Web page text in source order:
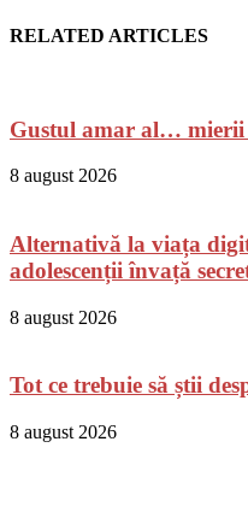
RELATED ARTICLES
Gustul amar al… mierii
8 august 2026
Alternativă la viața
adolescenții învață
8 august 2026
Tot ce trebuie să știi
8 august 2026